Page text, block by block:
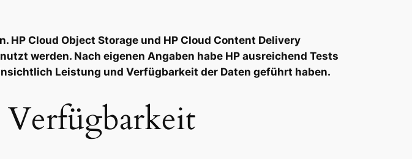
HP Cloud Object Storage und HP Cloud Content Delivery
werden. Nach eigenen Angaben habe HP ausreichend Tests
Leistung und Verfügbarkeit der Daten geführt haben.
Verfügbarkeit